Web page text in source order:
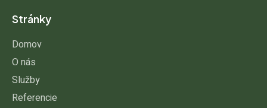
Stránky
Domov
O nás
Služby
Referencie